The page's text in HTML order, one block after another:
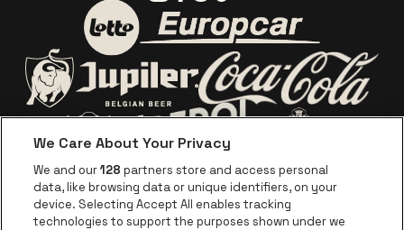
Visitez le site de Lotto
Visitez le site de
Visitez le site de Jupiler Visitez le site de
Visitez le site de Red Bull
Visitez le site de Le logo de
Visitez le site de Le logo Jameson en
We Care About Your Privacy
We and our128 partners store and access personal
data, like browsing data or unique identifiers, on your
device. Selecting Accept All enables tracking
technologies to support the purposes shown under we